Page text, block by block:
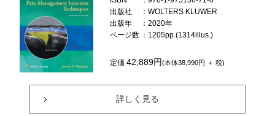
出版社
：WOLTERS KLUWER
出版年
：2020年
ページ数 ：1205pp.(1314illus.)
定価42,889円(本体38,990円 ＋ 税)
詳しく見る